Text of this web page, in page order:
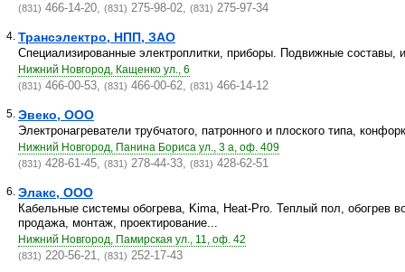
(831) 466-14-20, (831) 275-98-02, (831) 275-97-34
4. Трансэлектро, НПП, ЗАО
Специализированные электроплитки, приборы. Подвижные составы,
Нижний Новгород, Кащенко ул., 6
(831) 466-00-53, (831) 466-00-62, (831) 466-14-12
5. Эвеко, ООО
Электронагреватели трубчатого, патронного и плоского типа,
Нижний Новгород, Панина Бориса ул., 3 а, оф. 409
(831) 428-61-45, (831) 278-44-33, (831) 428-62-51
6. Элакс, ООО
Кабельные системы обогрева, Kima, Heat-Pro. Теплый пол, обогрев
продажа, монтаж, проектирование...
Нижний Новгород, Памирская ул., 11, оф. 42
(831) 220-56-21, (831) 252-17-43